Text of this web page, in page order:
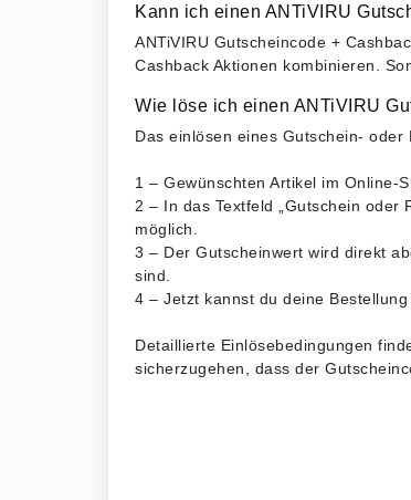
Kann ich einen ANTiVIRU
ANTiVIRU Gutscheincode +
Cashback Aktionen kombinieren.
Wie löse ich einen ANTiVIRU
Das einlösen eines Gutschein-
1 – Gewünschten Artikel im Online-
2 – In das Textfeld „Gutschein
möglich.
3 – Der Gutscheinwert wird direkt
sind.
4 – Jetzt kannst du deine
Detaillierte Einlösebedingungen
sicherzugehen, dass der